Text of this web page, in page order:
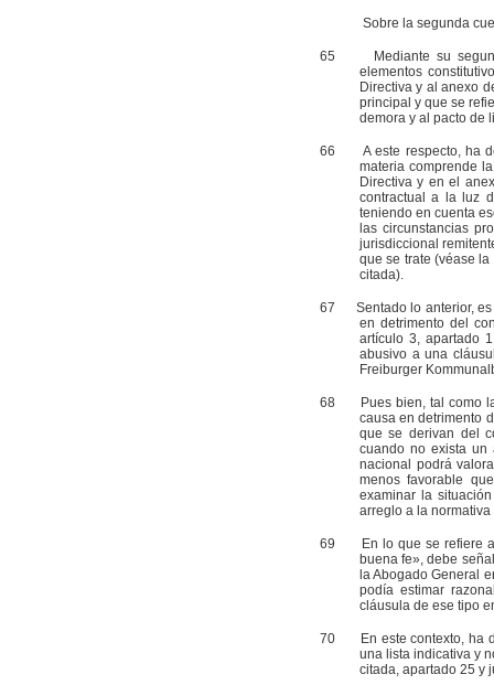
Sobre la segunda
65 Mediante su segunda
elementos
Directiva y al anexo
principal y que se
demora y al pacto de
66 A este respecto, ha de
materia comprende
Directiva y en el
contractual a la luz
teniendo en cuenta
las circunstancias
jurisdiccional
que se trate (véase
citada).
67 Sentado lo anterior, es
en detrimento del
artículo 3, apartado
abusivo a una
Freiburger
68Pues bien, tal como la
causa en detrimento
que se derivan del
cuando no exista un
nacional podrá
menos favorable
examinar la
arreglo a la
69 En lo que se refiere a
buena fe», debe
la Abogado General
podía estimar
cláusula de ese tipo
70En este contexto, ha de
una lista indicativa y
citada, apartado 25 y